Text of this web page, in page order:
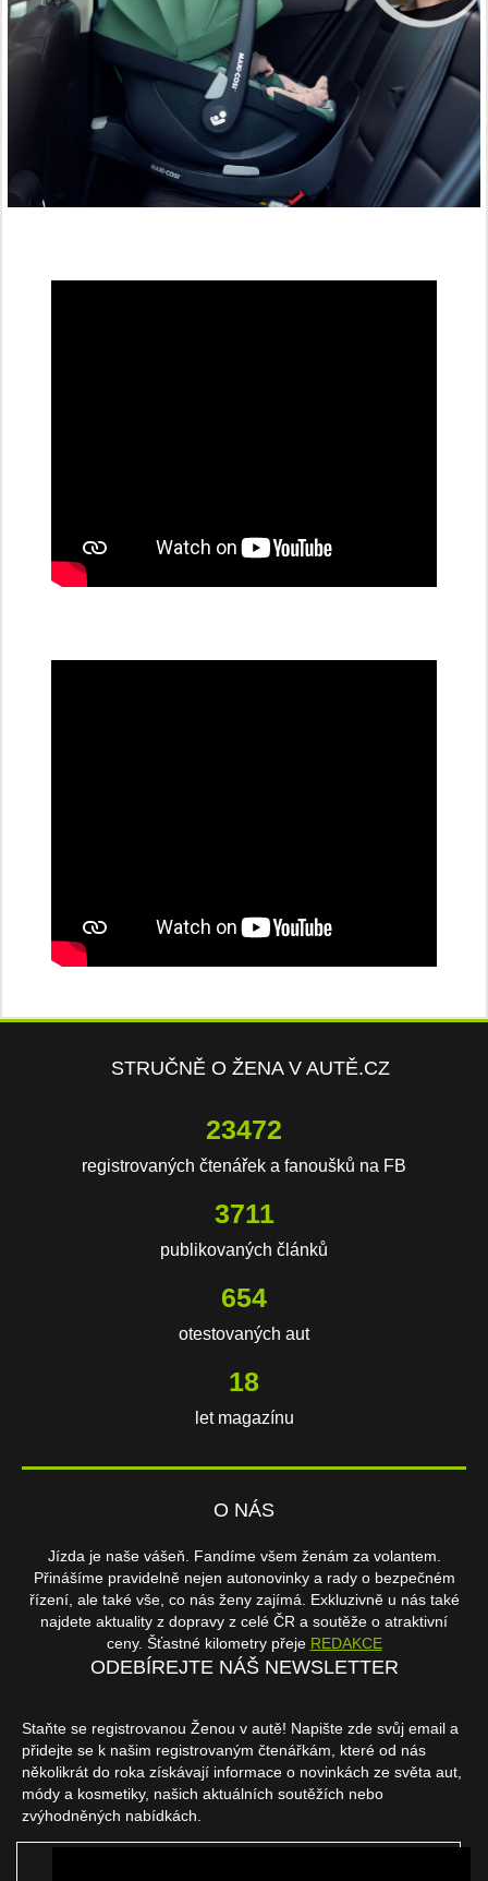
STRUČNĚ O ŽENA V AUTĚ.CZ
23472
registrovaných čtenářek a fanoušků na FB
3711
publikovaných článků
654
otestovaných aut
18
let magazínu
O NÁS
Jízda je naše vášeň. Fandíme všem ženám za volantem.
Přinášíme pravidelně nejen autonovinky a rady o bezpečném
řízení, ale také vše, co nás ženy zajímá. Exkluzivně u nás také
najdete aktuality z dopravy z celé ČR a soutěže o atraktivní
ceny. Šťastné kilometry přeje REDAKCE
ODEBÍREJTE NÁŠ NEWSLETTER
Staňte se registrovanou Ženou v autě! Napište zde svůj email a
přidejte se k našim registrovaným čtenářkám, které od nás
několikrát do roka získávají informace o novinkách ze světa aut,
módy a kosmetiky, našich aktuálních soutěžích nebo
zvýhodněných nabídkách.